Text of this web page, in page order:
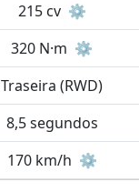
215 cv ⚙️
320 N·m ⚙️
Traseira (RWD)
8,5 segundos
170 km/h ⚙️